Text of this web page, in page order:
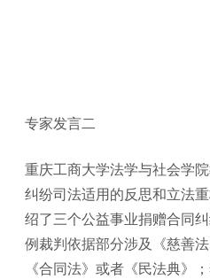
专家发言二
重庆工商大学法学与社会学
纠纷司法适用的反思和立法
绍了三个公益事业捐赠合同
例裁判依据部分涉及《慈善
《合同法》或者《民法典》